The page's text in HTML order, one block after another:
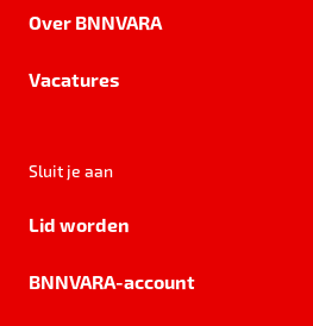
Over BNNVARA
Vacatures
Sluit je aan
Lid worden
BNNVARA-account